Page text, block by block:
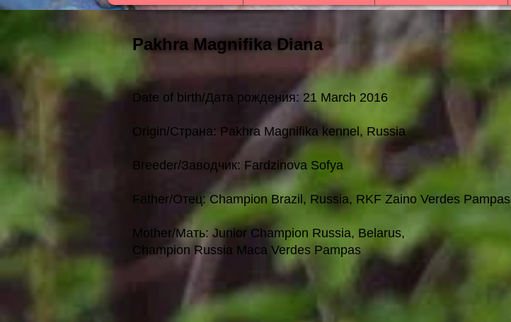
Pakhra Magnifika Diana
Date of birth/Дата рождения: 21 March 2016
Origin/Страна: Pakhra Magnifika kennel, Russia
Breeder/Заводчик: Fardzinova Sofya
Father/Отец: Champion Brazil, Russia, RKF Zaino Verdes Pampas
Mother/Мать: Junior Champion Russia, Belarus,
Champion Russia Maca Verdes Pampas